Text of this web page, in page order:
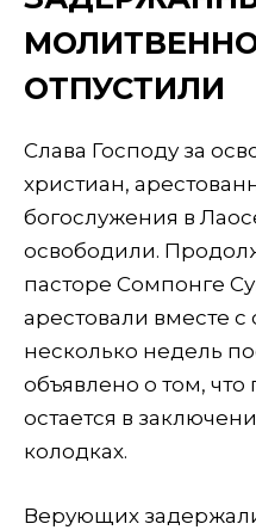
ОТПУСТИЛИ
Слава Господу за
христиан,
богослужения в
освободили.
пасторе Сомпонге
арестовали вместе с
несколько недель
объявлено о том,
остается в
колодках.
Верующих